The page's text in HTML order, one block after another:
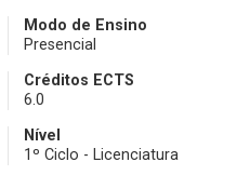
Modo de Ensino
Presencial
Créditos ECTS
6.0
Nível
1º Ciclo - Licenciatura